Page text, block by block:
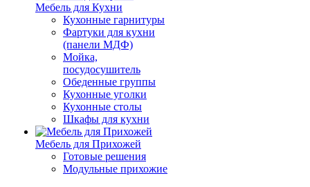
Мебель для Кухни
Кухонные гарнитуры
Фартуки для кухни
(панели МДФ)
Мойка,
посудосушитель
Обеденные группы
Кухонные уголки
Кухонные столы
Шкафы для кухни
Мебель для Прихожей
Готовые решения
Модульные прихожие